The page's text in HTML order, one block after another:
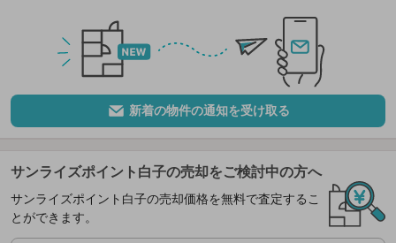
新着の物件の通知を受け取る
サンライズポイント白子の売却をご検討中の方へ
サンライズポイント白子の売却価格を無料で査定するこ
とができます。